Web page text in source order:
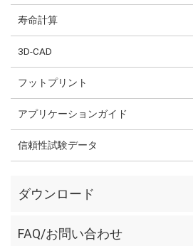
寿命計算
3D-CAD
フットプリント
アプリケーションガイド
信頼性試験データ
ダウンロード
FAQ/お問い合わせ